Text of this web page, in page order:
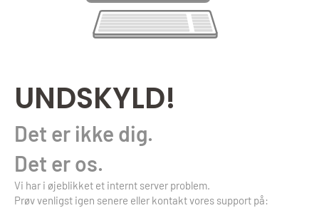
UNDSKYLD!
Det er ikke dig.
Det er os.
Vi har i øjeblikket et internt server problem.
Prøv venligst igen senere eller kontakt vores support på: